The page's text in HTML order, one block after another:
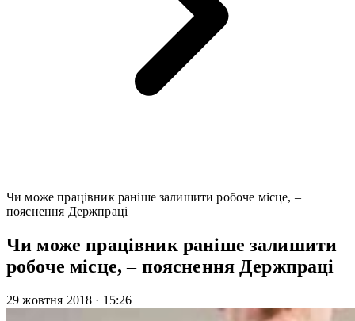
Чи може працівник раніше залишити робоче місце, –
пояснення Держпраці
Чи може працівник раніше залишити
робоче місце, – пояснення Держпраці
29 жовтня 2018 · 15:26